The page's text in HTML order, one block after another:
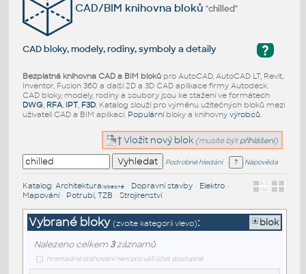
CAD/BIM knihovna bloků"chilled"
?
CAD bloky, modely, rodiny, symboly a detaily
Bezplatná knihovna CAD a BIM blokůpro AutoCAD, AutoCAD LT, Revit,
Inventor, Fusion 360 a další 2D a 3D CAD aplikace firmy Autodesk.
CAD bloky, modely, rodiny a soubory jsou ke stažení ve formátech
DWG, RFA, IPT, F3D. Katalog slouží pro výměnu užitečných bloků mezi
uživateli CAD a BIM aplikací. Populárníbloky a knihovny výrobců.
Vložit nový blok (musíte být přihlášeni)
Podrobné hledání Nápověda
Katalog: Architektura/obecné• Dopravní stavby• Elektro•
Mapování• Potrubí, TZB • Strojírenství
Vybrané bloky (zvolte kategorii vlevo): blok
Nalezeno celkem 3záznamů
hromadné stahování není pro váš účet dostupné